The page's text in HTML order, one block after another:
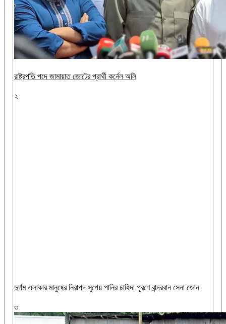
রাষ্ট্রপতি পদে জামায়াত জোটের প্রার্থী কর্নেল অলি
২
দুর্গম এলাকার মানুষের নিরাপদ সুপেয় পানির চাহিদা পূরণে বান্দরবান সেনা জোন
৩